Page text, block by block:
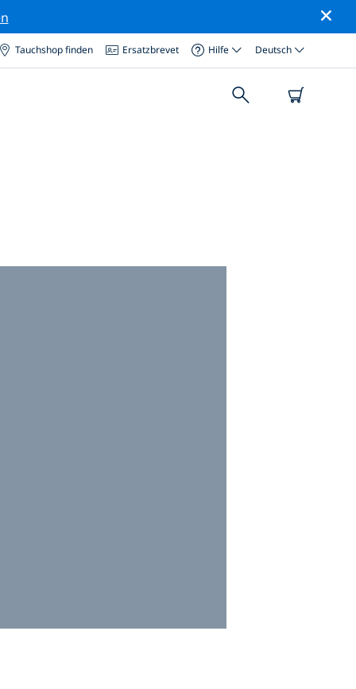
Tauchshop finden Ersatzbrevet Hilfe Deutsch